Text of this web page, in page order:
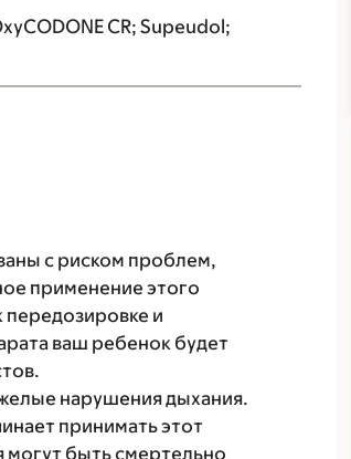
CR; Supeudol;
с риском проблем,
применение этого
передозировке и
ваш ребенок будет
нарушения дыхания.
принимать этот
быть смертельно